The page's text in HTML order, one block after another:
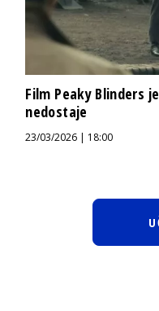
Film Peaky Blinders
nedostaje
23/03/2026 | 18:00